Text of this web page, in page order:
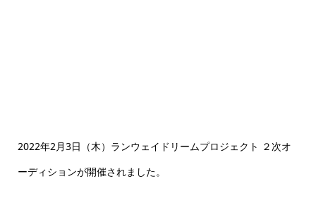
2022年2月3日（木）ランウェイドリームプロジェクト ２次オ
ーディションが開催されました。